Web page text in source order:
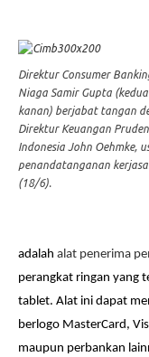
Direktur Consumer
Niaga Samir Gupta
kanan) berjabat tangan
Direktur Keuangan
Indonesia John Oehmke,
penandatanganan
(18/6).
adalah alat penerima
perangkat ringan yang
tablet. Alat ini dapat
berlogo MasterCard,
maupun perbankan